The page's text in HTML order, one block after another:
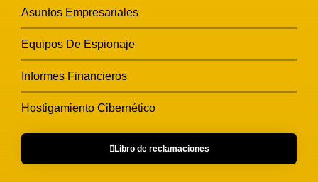
Asuntos Empresariales
Equipos De Espionaje
Informes Financieros
Hostigamiento Cibernético
Libro de reclamaciones